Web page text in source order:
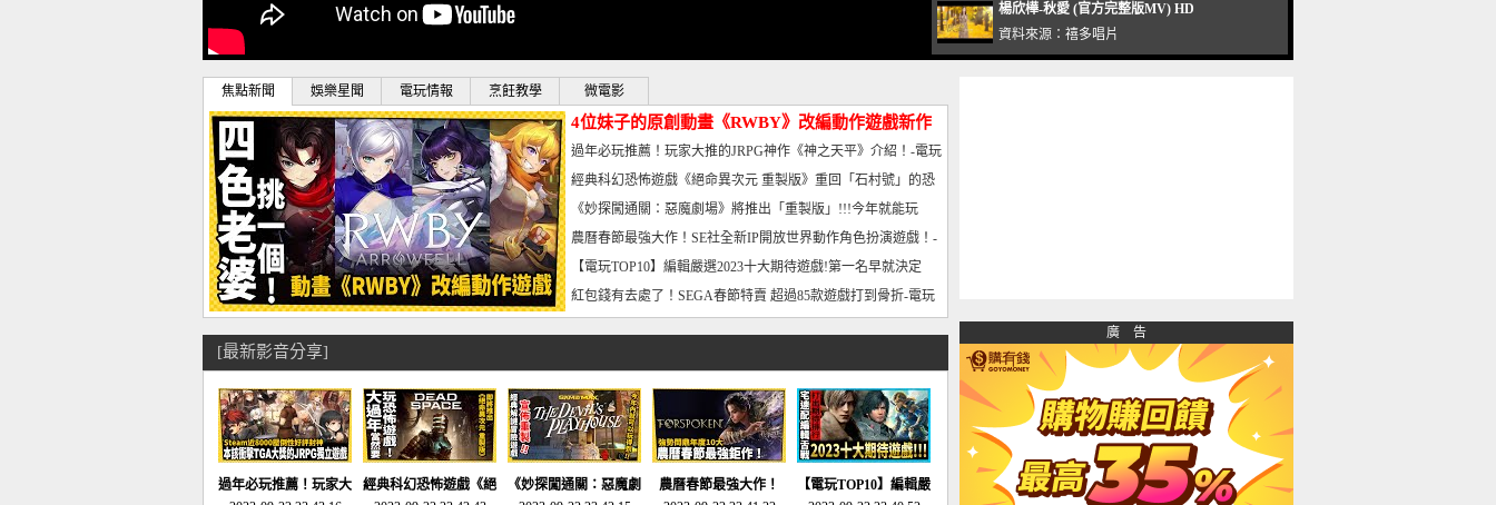
楊欣樺-秋愛 (官方完整版MV) HD
資料來源： 禧多唱片
焦點新聞 娛樂星聞 電玩情報 烹飪教學 微電影
4位妹子的原創動畫《RWBY》改編動作遊戲新作
曝光_電玩宅速配20221102
過年必玩推薦！玩家大推的JRPG神作《神之天平》介紹！-電玩
宅速配20230126
經典科幻恐怖遊戲《絕命異次元 重製版》重回「石村號」的恐
懼體驗-電玩宅速配20230125
《妙探闖通關：惡魔劇場》將推出「重製版」!!!今年就能玩
到!!-電玩宅速配20230124
農曆春節最強大作！SE社全新IP開放世界動作角色扮演遊戲！-
電玩宅速配20230123
【電玩TOP10】編輯嚴選2023十大期待遊戲!第一名早就決定
了，封面圖直接雷你!-電玩宅速配20230120
紅包錢有去處了！SEGA春節特賣 超過85款遊戲打到骨折-電玩
宅速配20230119
[最新影音分享]
過年必玩推薦！玩家大
經典科幻恐怖遊戲《絕
《妙探闖通關：惡魔劇
農曆春節最強大作！
【電玩TOP10】編輯嚴
廣 告